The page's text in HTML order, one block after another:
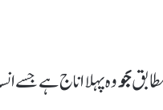
جَووہ پہلا اناج ہے جسے